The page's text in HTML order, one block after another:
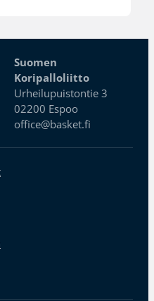
Suomen
Koripalloliitto
Urheilupuistontie 3
02200 Espoo
office@basket.fi